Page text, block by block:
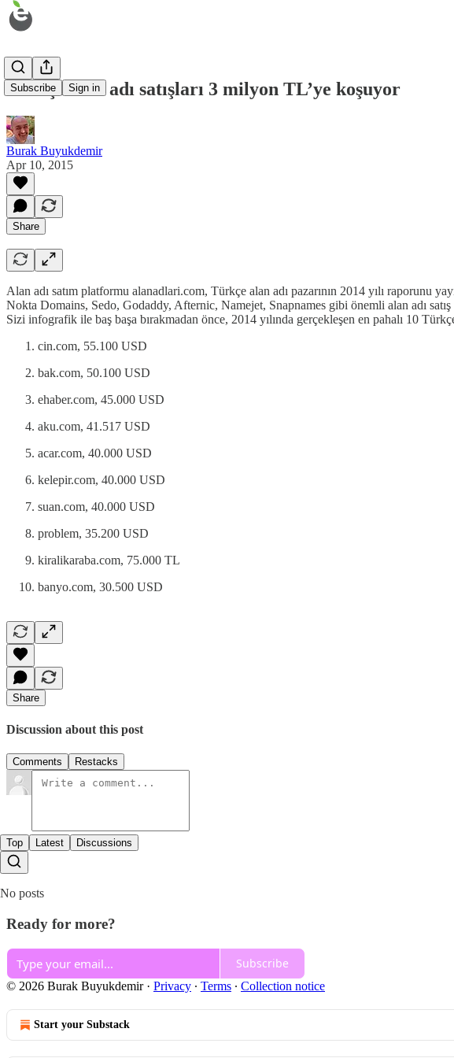
Subscribe Sign in
Türkçe alan adı satışları 3 milyon TL’ye koşuyor
Burak Buyukdemir
Apr 10, 2015
Share
Alan adı satım platformu alanadlari.com, Türkçe alan adı pazarının 2014 yılı raporunu
Nokta Domains, Sedo, Godaddy, Afternic, Namejet, Snapnames gibi önemli alan adı
Sizi infografik ile baş başa bırakmadan önce, 2014 yılında gerçekleşen en pahalı 10 Türkçe
cin.com, 55.100 USD
bak.com, 50.100 USD
ehaber.com, 45.000 USD
aku.com, 41.517 USD
acar.com, 40.000 USD
kelepir.com, 40.000 USD
suan.com, 40.000 USD
problem, 35.200 USD
kiralikaraba.com, 75.000 TL
banyo.com, 30.500 USD
Share
Discussion about this post
Comments Restacks
Top Latest Discussions
No posts
Ready for more?
Subscribe
© 2026 Burak Buyukdemir· Privacy ∙ Terms ∙ Collection notice
Start your Substack